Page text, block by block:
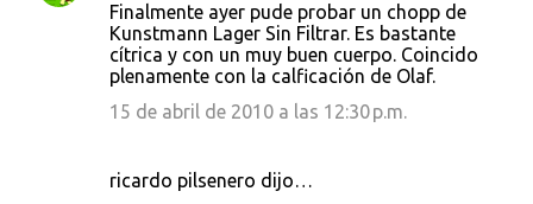
Finalmente ayer pude probar un chopp de
Kunstmann Lager Sin Filtrar. Es bastante
cítrica y con un muy buen cuerpo. Coincido
plenamente con la calficación de Olaf.
15 de abril de 2010 a las 12:30 p.m.
ricardo pilsenero dijo…